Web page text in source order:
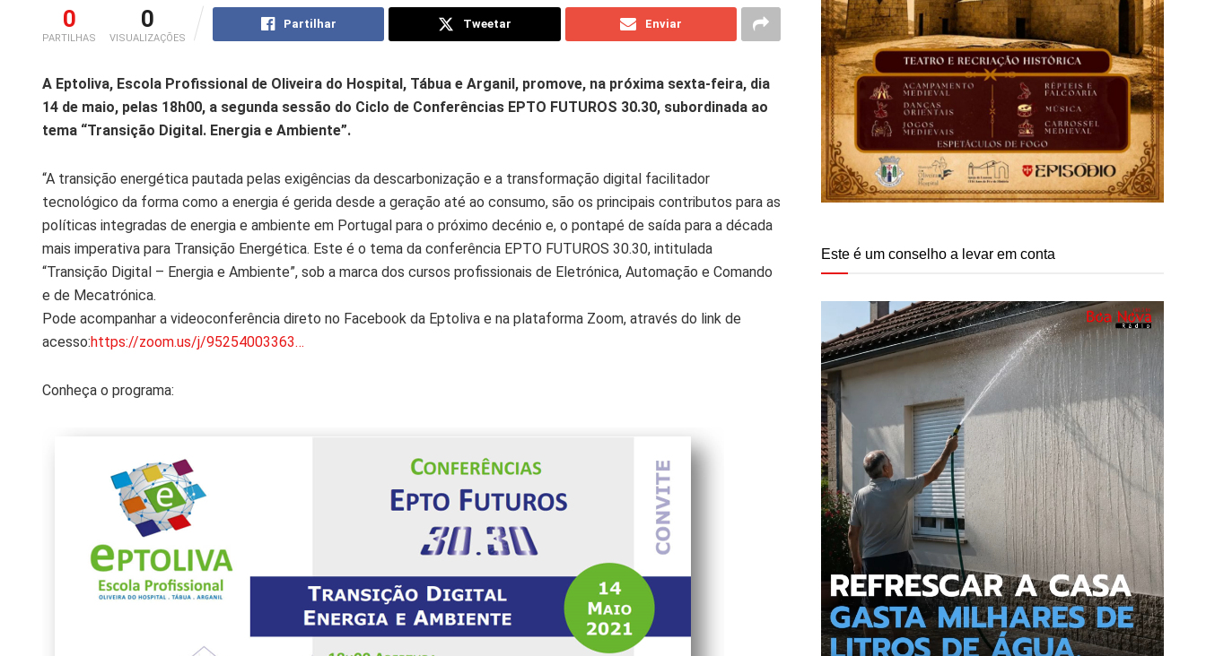
0
PARTILHAS
0
VISUALIZAÇÕES
Partilhar Tweetar Enviar
A Eptoliva, Escola Profissional de Oliveira do Hospital, Tábua e Arganil, promove, na próxima sexta-feira, dia
14 de maio, pelas 18h00, a segunda sessão do Ciclo de Conferências EPTO FUTUROS 30.30, subordinada ao
tema “Transição Digital. Energia e Ambiente”.
“A transição energética pautada pelas exigências da descarbonização e a transformação digital facilitador
tecnológico da forma como a energia é gerida desde a geração até ao consumo, são os principais contributos para as
políticas integradas de energia e ambiente em Portugal para o próximo decénio e, o pontapé de saída para a década
mais imperativa para Transição Energética. Este é o tema da conferência EPTO FUTUROS 30.30, intitulada
“Transição Digital – Energia e Ambiente”, sob a marca dos cursos profissionais de Eletrónica, Automação e Comando
e de Mecatrónica.
Pode acompanhar a videoconferência direto no Facebook da Eptoliva e na plataforma Zoom, através do link de
acesso:https://zoom.us/j/95254003363…
Conheça o programa:
Este é um conselho a levar em conta